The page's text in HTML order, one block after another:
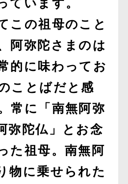
ています。
この祖母のこと
阿弥陀さまのは
的に味わってお
ことばだと感
常に「南無阿弥
弥陀仏」とお念
た祖母。南無阿
物に乗せられた